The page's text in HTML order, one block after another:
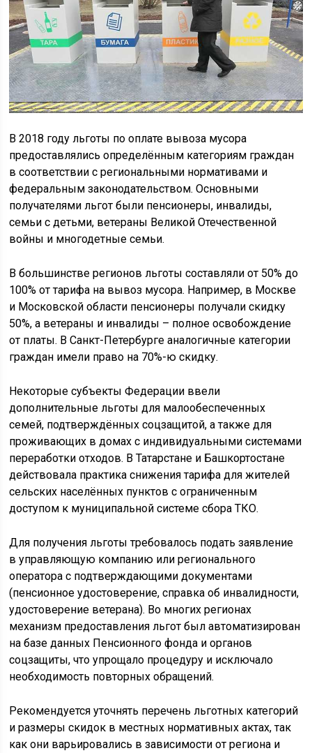
В 2018 году льготы по оплате вывоза мусора
предоставлялись определённым категориям граждан
в соответствии с региональными нормативами и
федеральным законодательством. Основными
получателями льгот были пенсионеры, инвалиды,
семьи с детьми, ветераны Великой Отечественной
войны и многодетные семьи.
В большинстве регионов льготы составляли от 50% до
100% от тарифа на вывоз мусора. Например, в Москве
и Московской области пенсионеры получали скидку
50%, а ветераны и инвалиды – полное освобождение
от платы. В Санкт-Петербурге аналогичные категории
граждан имели право на 70%-ю скидку.
Некоторые субъекты Федерации ввели
дополнительные льготы для малообеспеченных
семей, подтверждённых соцзащитой, а также для
проживающих в домах с индивидуальными системами
переработки отходов. В Татарстане и Башкортостане
действовала практика снижения тарифа для жителей
сельских населённых пунктов с ограниченным
доступом к муниципальной системе сбора ТКО.
Для получения льготы требовалось подать заявление
в управляющую компанию или регионального
оператора с подтверждающими документами
(пенсионное удостоверение, справка об инвалидности,
удостоверение ветерана). Во многих регионах
механизм предоставления льгот был автоматизирован
на базе данных Пенсионного фонда и органов
соцзащиты, что упрощало процедуру и исключало
необходимость повторных обращений.
Рекомендуется уточнять перечень льготных категорий
и размеры скидок в местных нормативных актах, так
как они варьировались в зависимости от региона и